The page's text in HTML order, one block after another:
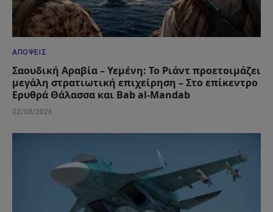
ΑΠΌΨΕΙΣ
Σαουδική Αραβία – Υεμένη: Το Ριάντ προετοιμάζει
μεγάλη στρατιωτική επιχείρηση – Στο επίκεντρο
Ερυθρά Θάλασσα και Bab al-Mandab
02/08/2026